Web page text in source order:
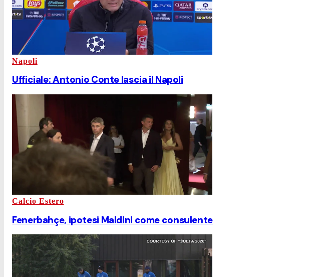
Napoli
Ufficiale: Antonio Conte lascia il Napoli
Calcio Estero
Fenerbahçe, ipotesi Maldini come consulente